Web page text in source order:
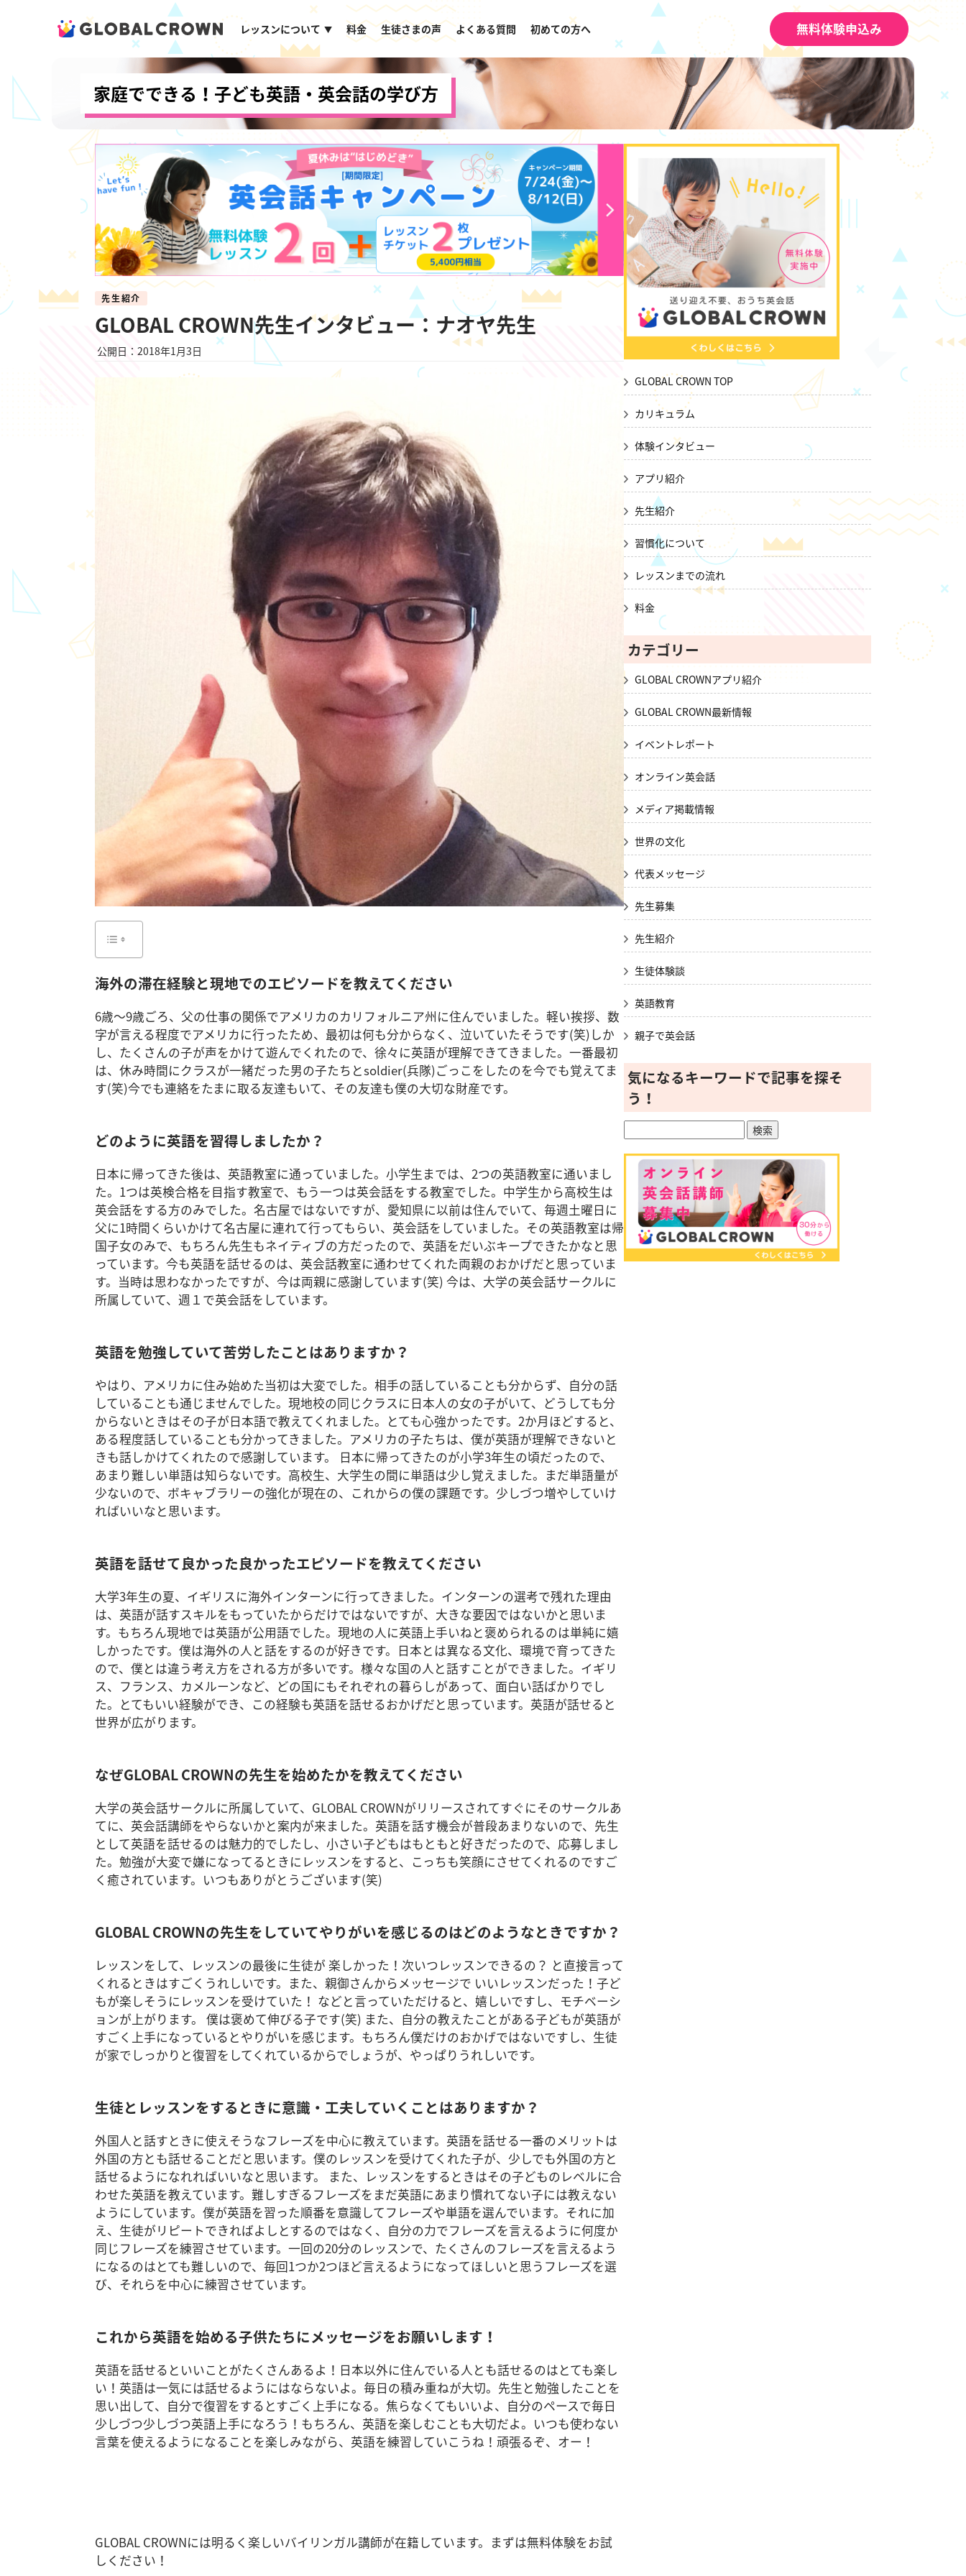
レッスンについて ▼ 料金 生徒さまの声 よくある質問 初めての方へ 無料体験申込み
家庭でできる！子ども英語・英会話の学び方
先生紹介
GLOBAL CROWN先生インタビュー：ナオヤ先生
公開日：2018年1月3日
海外の滞在経験と現地でのエピソードを教えてください
6歳～9歳ごろ、父の仕事の関係でアメリカのカリフォルニア州に住んでいました。軽い挨拶、数
字が言える程度でアメリカに行ったため、最初は何も分からなく、泣いていたそうです(笑)しか
し、たくさんの子が声をかけて遊んでくれたので、徐々に英語が理解できてきました。一番最初
は、休み時間にクラスが一緒だった男の子たちとsoldier(兵隊)ごっこをしたのを今でも覚えてま
す(笑)今でも連絡をたまに取る友達もいて、その友達も僕の大切な財産です。
どのように英語を習得しましたか？
日本に帰ってきた後は、英語教室に通っていました。小学生までは、2つの英語教室に通いまし
た。1つは英検合格を目指す教室で、もう一つは英会話をする教室でした。中学生から高校生は
英会話をする方のみでした。名古屋ではないですが、愛知県に以前は住んでいて、毎週土曜日に
父に1時間くらいかけて名古屋に連れて行ってもらい、英会話をしていました。その英語教室は帰
国子女のみで、もちろん先生もネイティブの方だったので、英語をだいぶキープできたかなと思
っています。今も英語を話せるのは、英会話教室に通わせてくれた両親のおかげだと思っていま
す。当時は思わなかったですが、今は両親に感謝しています(笑) 今は、大学の英会話サークルに
所属していて、週１で英会話をしています。
英語を勉強していて苦労したことはありますか？
やはり、アメリカに住み始めた当初は大変でした。相手の話していることも分からず、自分の話
していることも通じませんでした。現地校の同じクラスに日本人の女の子がいて、どうしても分
からないときはその子が日本語で教えてくれました。とても心強かったです。2か月ほどすると、
ある程度話していることも分かってきました。アメリカの子たちは、僕が英語が理解できないと
きも話しかけてくれたので感謝しています。 日本に帰ってきたのが小学3年生の頃だったので、
あまり難しい単語は知らないです。高校生、大学生の間に単語は少し覚えました。まだ単語量が
少ないので、ボキャブラリーの強化が現在の、これからの僕の課題です。少しづつ増やしていけ
ればいいなと思います。
英語を話せて良かった良かったエピソードを教えてください
大学3年生の夏、イギリスに海外インターンに行ってきました。インターンの選考で残れた理由
は、英語が話すスキルをもっていたからだけではないですが、大きな要因ではないかと思いま
す。もちろん現地では英語が公用語でした。現地の人に英語上手いねと褒められるのは単純に嬉
しかったです。僕は海外の人と話をするのが好きです。日本とは異なる文化、環境で育ってきた
ので、僕とは違う考え方をされる方が多いです。様々な国の人と話すことができました。イギリ
ス、フランス、カメルーンなど、どの国にもそれぞれの暮らしがあって、面白い話ばかりでし
た。とてもいい経験ができ、この経験も英語を話せるおかげだと思っています。英語が話せると
世界が広がります。
なぜGLOBAL CROWNの先生を始めたかを教えてください
大学の英会話サークルに所属していて、GLOBAL CROWNがリリースされてすぐにそのサークルあ
てに、英会話講師をやらないかと案内が来ました。英語を話す機会が普段あまりないので、先生
として英語を話せるのは魅力的でしたし、小さい子どもはもともと好きだったので、応募しまし
た。勉強が大変で嫌になってるときにレッスンをすると、こっちも笑顔にさせてくれるのですご
く癒されています。いつもありがとうございます(笑)
GLOBAL CROWNの先生をしていてやりがいを感じるのはどのようなときですか？
レッスンをして、レッスンの最後に生徒が 楽しかった！次いつレッスンできるの？ と直接言って
くれるときはすごくうれしいです。また、親御さんからメッセージで いいレッスンだった！子ど
もが楽しそうにレッスンを受けていた！ などと言っていただけると、嬉しいですし、モチベーシ
ョンが上がります。 僕は褒めて伸びる子です(笑) また、自分の教えたことがある子どもが英語が
すごく上手になっているとやりがいを感じます。もちろん僕だけのおかげではないですし、生徒
が家でしっかりと復習をしてくれているからでしょうが、やっぱりうれしいです。
生徒とレッスンをするときに意識・工夫していくことはありますか？
外国人と話すときに使えそうなフレーズを中心に教えています。英語を話せる一番のメリットは
外国の方とも話せることだと思います。僕のレッスンを受けてくれた子が、少しでも外国の方と
話せるようになれればいいなと思います。 また、レッスンをするときはその子どものレベルに合
わせた英語を教えています。難しすぎるフレーズをまだ英語にあまり慣れてない子には教えない
ようにしています。僕が英語を習った順番を意識してフレーズや単語を選んでいます。それに加
え、生徒がリピートできればよしとするのではなく、自分の力でフレーズを言えるように何度か
同じフレーズを練習させています。一回の20分のレッスンで、たくさんのフレーズを言えるよう
になるのはとても難しいので、毎回1つか2つほど言えるようになってほしいと思うフレーズを選
び、それらを中心に練習させています。
これから英語を始める子供たちにメッセージをお願いします！
英語を話せるといいことがたくさんあるよ！日本以外に住んでいる人とも話せるのはとても楽し
い！英語は一気には話せるようにはならないよ。毎日の積み重ねが大切。先生と勉強したことを
思い出して、自分で復習をするとすごく上手になる。焦らなくてもいいよ、自分のペースで毎日
少しづつ少しづつ英語上手になろう！もちろん、英語を楽しむことも大切だよ。いつも使わない
言葉を使えるようになることを楽しみながら、英語を練習していこうね！頑張るぞ、オー！
GLOBAL CROWNには明るく楽しいバイリンガル講師が在籍しています。まずは無料体験をお試
しください！
GLOBAL CROWN TOP
カリキュラム
体験インタビュー
アプリ紹介
先生紹介
習慣化について
レッスンまでの流れ
料金
カテゴリー
GLOBAL CROWNアプリ紹介
GLOBAL CROWN最新情報
イベントレポート
オンライン英会話
メディア掲載情報
世界の文化
代表メッセージ
先生募集
先生紹介
生徒体験談
英語教育
親子で英会話
気になるキーワードで記事を探そ
う！